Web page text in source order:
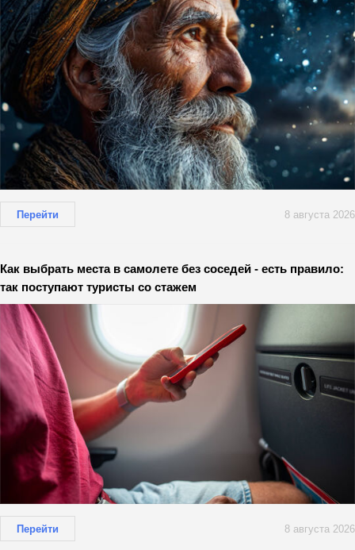
Перейти 8 августа 2026
Как выбрать места в самолете без соседей - есть правило:
так поступают туристы со стажем
Перейти 8 августа 2026